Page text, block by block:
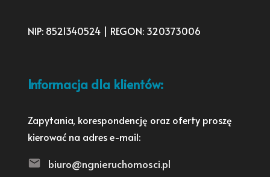
NIP: 8521340524 | REGON: 320373006
Informacja dla klientów:
Zapytania, korespondencję oraz oferty proszę
kierować na adres e-mail:
biuro@ngnieruchomosci.pl